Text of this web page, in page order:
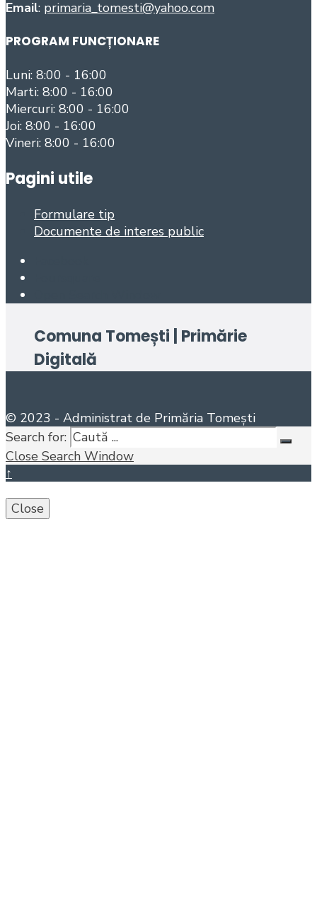
Email: primaria_tomesti@yahoo.com
PROGRAM FUNCȚIONARE
Luni: 8:00 - 16:00
Marti: 8:00 - 16:00
Miercuri: 8:00 - 16:00
Joi: 8:00 - 16:00
Vineri: 8:00 - 16:00
Pagini utile
Formulare tip
Documente de interes public
Comuna Tomești | Primărie
Digitală
© 2023 - Administrat de Primăria Tomești
Search for:
Close Search Window
↑
Close